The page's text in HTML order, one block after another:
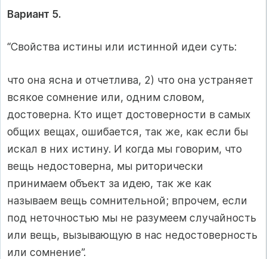
Вариант 5.
“Свойства истины или истинной идеи суть:
что она ясна и отчетлива, 2) что она устраняет
всякое сомнение или, одним словом,
достоверна. Кто ищет достоверности в самых
общих вещах, ошибается, так же, как если бы
искал в них истину. И когда мы говорим, что
вещь недостоверна, мы риторически
принимаем объект за идею, так же как
называем вещь сомнительной; впрочем, если
под неточностью мы не разумеем случайность
или вещь, вызывающую в нас недостоверность
или сомнение”.